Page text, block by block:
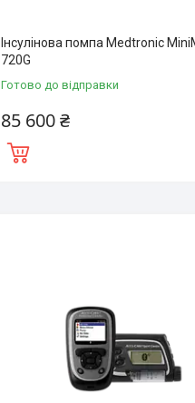
Інсулінова помпа Medtronic
720G
Готово до відправки
85 600 ₴